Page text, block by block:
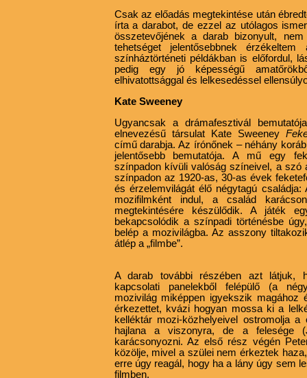
Csak az előadás megtekintése után
írta a darabot, de ezzel az utólagos
összetevőjének a darab bizonyult,
tehetséget jelentősebbnek
színháztörténeti példákban is előfordul,
pedig egy jó képességű
elhivatottsággal és lelkesedéssel
Kate Sweeney
Ugyancsak a drámafesztivál
elnevezésű társulat Kate Sweeney
című darabja. Az írónőnek – néhány
jelentősebb bemutatója. A mű egy
színpadon kívüli valóság színeivel, a szó
színpadon az 1920-as, 30-as évek
és érzelemvilágát élő négytagú
mozifilmként indul, a család
megtekintésére készülődik. A játék
bekapcsolódik a színpadi történésbe
belép a mozivilágba. Az asszony
átlép a „filmbe”.
A darab további részében azt látjuk,
kapcsolati panelekből felépülő (a
mozivilág miképpen igyekszik magához
érkezettet, kvázi hogyan mossa ki a
kelléktár mozi-közhelyeivel ostromolja
hajlana a viszonyra, de a felesége
karácsonyozni. Az első rész végén
közölje, mivel a szülei nem érkeztek
erre úgy reagál, hogy ha a lány úgy sem
filmben.